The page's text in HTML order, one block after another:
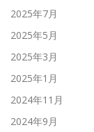
2025年7月
2025年5月
2025年3月
2025年1月
2024年11月
2024年9月